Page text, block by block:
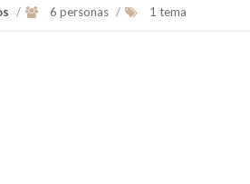
/ 6 personas / 1 tema